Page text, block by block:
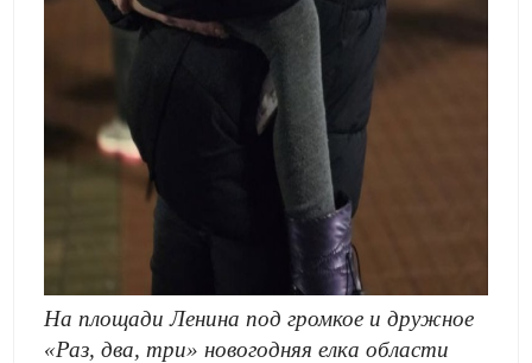
На площади Ленина под громкое и дружное
«Раз, два, три» новогодняя елка области